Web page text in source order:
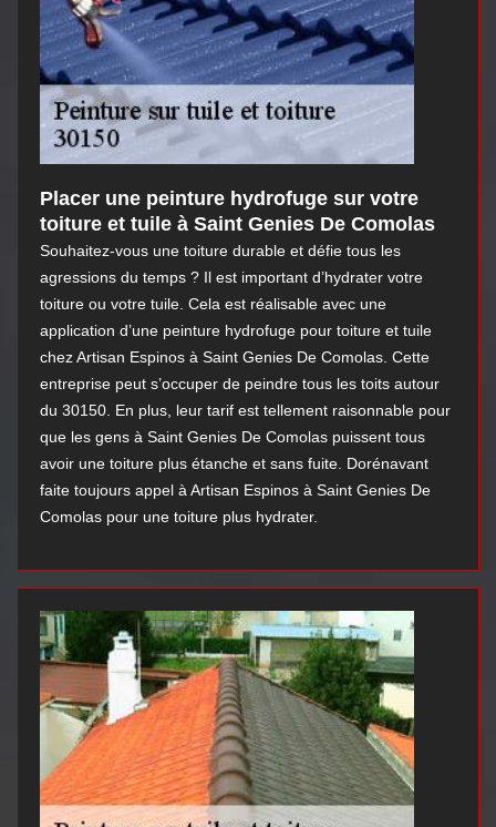
Placer une peinture hydrofuge sur votre
toiture et tuile à Saint Genies De Comolas
Souhaitez-vous une toiture durable et défie tous les
agressions du temps ? Il est important d’hydrater votre
toiture ou votre tuile. Cela est réalisable avec une
application d’une peinture hydrofuge pour toiture et tuile
chez Artisan Espinos à Saint Genies De Comolas. Cette
entreprise peut s’occuper de peindre tous les toits autour
du 30150. En plus, leur tarif est tellement raisonnable pour
que les gens à Saint Genies De Comolas puissent tous
avoir une toiture plus étanche et sans fuite. Dorénavant
faite toujours appel à Artisan Espinos à Saint Genies De
Comolas pour une toiture plus hydrater.